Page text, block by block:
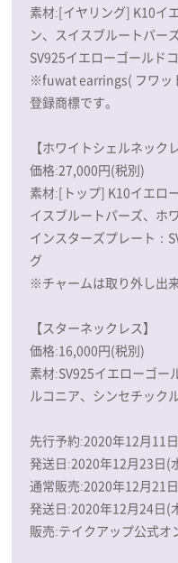
素材:[イヤリング] K10イ
ン、スイスブルートパー
SV925イエローゴールド
※fuwat earrings( フワッ
登録商標です。​
【ホワイトシェルネック
価格:27,000円(税別)
素材:[トップ] K10イエロ
イスブルートパーズ、ホ
インスターズプレート：
グ
※チャームは取り外し出来
【スターネックレス】
価格:16,000円(税別)
素材:SV925イエローゴー
ルコニア、シンセチック
先行予約:2020年12月11
発送日:2020年12月23日(
通常販売:2020年12月21
発送日:2020年12月24日(
販売:テイクアップ公式オ